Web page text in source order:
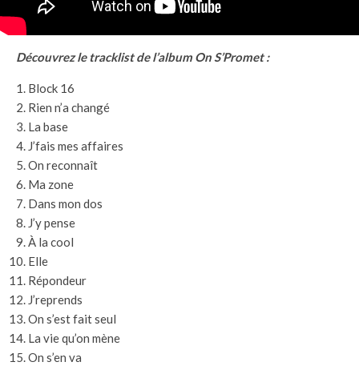
Découvrez le tracklist de l’album On S’Promet :
Block 16
Rien n’a changé
La base
J’fais mes affaires
On reconnaît
Ma zone
Dans mon dos
J’y pense
À la cool
Elle
Répondeur
J’reprends
On s’est fait seul
La vie qu’on mène
On s’en va